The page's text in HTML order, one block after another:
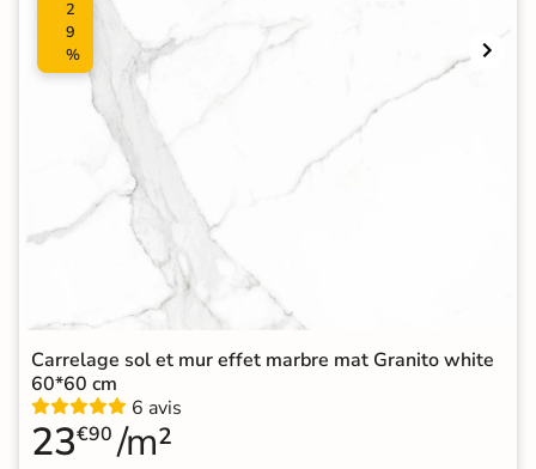
2
9
%
Carrelage sol et mur effet marbre mat Granito white
60*60 cm
6 avis
23€90 /m²